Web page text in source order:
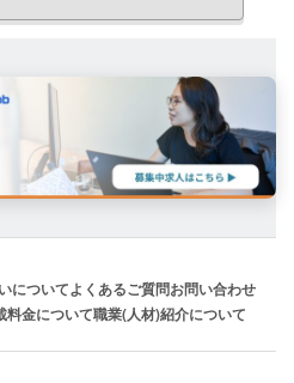
についてよくあるご質問お問い合わせ
料金について職業(人材)紹介について